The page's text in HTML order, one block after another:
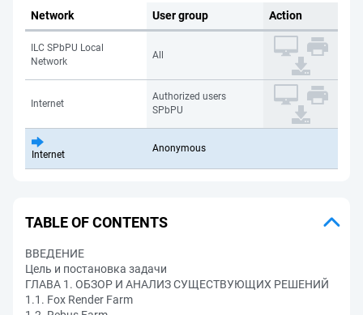
Network User group Action
ILC SPbPU Local
Network
All
Internet
Authorized users
SPbPU
Internet
Anonymous
TABLE OF CONTENTS
ВВЕДЕНИЕ
Цель и постановка задачи
ГЛАВА 1. ОБЗОР И АНАЛИЗ СУЩЕСТВУЮЩИХ РЕШЕНИЙ
1.1. Fox Render Farm